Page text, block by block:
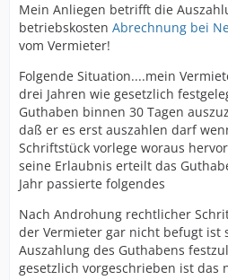
Mein Anliegen betrifft die
betriebskosten Abrechnung bei
vom Vermieter!
Folgende Situation....mein
drei Jahren wie gesetzlich
Guthaben binnen 30 Tagen
daß er es erst auszahlen darf
Schriftstück vorlege woraus
seine Erlaubnis erteilt das
Jahr passierte folgendes
Nach Androhung rechtlicher
der Vermieter gar nicht befugt ist
Auszahlung des Guthabens
gesetzlich vorgeschrieben ist das